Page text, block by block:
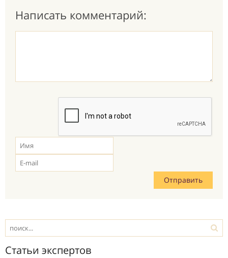
Написать комментарий:
Статьи экспертов